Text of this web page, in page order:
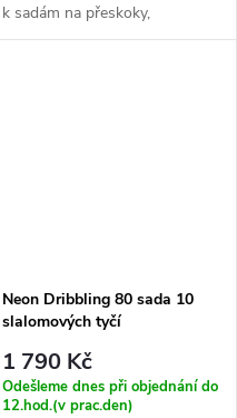
k sadám na přeskoky,
neonově...
Neon Dribbling 80 sada 10
slalomových tyčí
1 790 Kč
Odešleme dnes při objednání do
12.hod.(v prac.den)